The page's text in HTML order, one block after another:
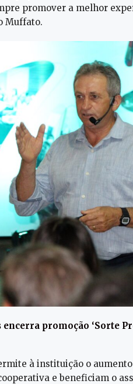
promover a melhor
Muffato.
promoção ‘Sorte
à instituição o
e beneficiam o